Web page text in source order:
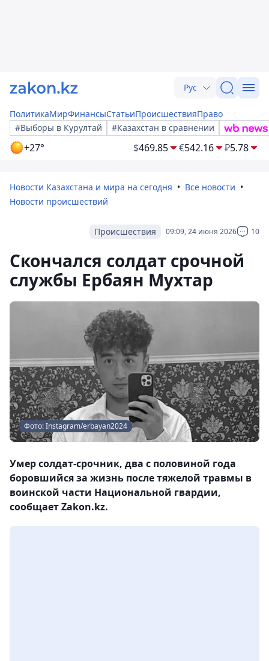
Рус
ПолитикаМирФинансыСтатьиПроисшествияПраво
#Выборы в Курултай
#Казахстан в сравнении
+27° $469.85 €542.16 ₽5.78
Новости Казахстана и мира на сегодня
Все новости
Новости происшествий
09:09, 24 июня 2026 10
Происшествия
Cкончался солдат срочной
службы Ербаян Мухтар
Фото: Instagram/erbayan2024
Умер солдат-срочник, два с половиной года
боровшийся за жизнь после тяжелой травмы в
воинской части Национальной гвардии,
сообщает Zakon.kz.